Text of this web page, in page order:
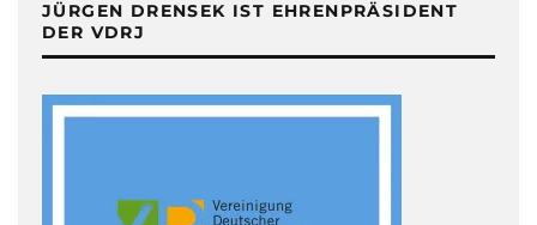
JÜRGEN DRENSEK IST EHRENPRÄSIDENT
DER VDRJ